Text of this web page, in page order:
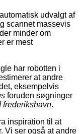
udvalgt af
scannet massevis
minder om
er mest
har robotten i
at andre
eksempelvis
foruden søgninger
frederikshavn.
inspiration til at
Vi ser også at andre